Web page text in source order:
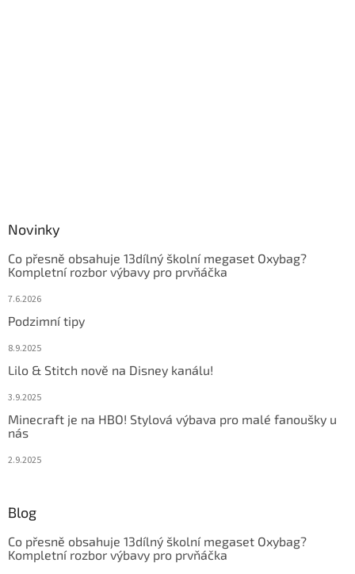
Novinky
Co přesně obsahuje 13dílný školní megaset Oxybag?
Kompletní rozbor výbavy pro prvňáčka
7.6.2026
Podzimní tipy
8.9.2025
Lilo & Stitch nově na Disney kanálu!
3.9.2025
Minecraft je na HBO! Stylová výbava pro malé fanoušky u
nás
2.9.2025
Blog
Co přesně obsahuje 13dílný školní megaset Oxybag?
Kompletní rozbor výbavy pro prvňáčka